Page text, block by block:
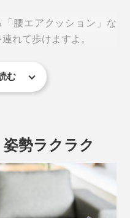
腰エアクッション」な
れて歩けますよ。
む
勢ラクラク